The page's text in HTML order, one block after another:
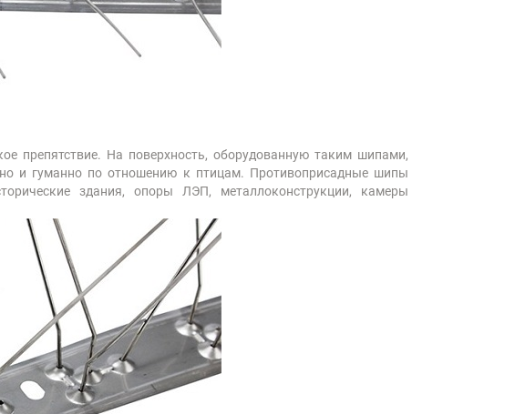
препятствие. На поверхность, оборудованную таким шипами,
и гуманно по отношению к птицам. Противоприсадные шипы
здания, опоры ЛЭП, металлоконструкции, камеры